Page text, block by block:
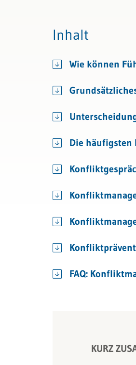
Recht
Bau & Immobilien
Inhalt
Wie können
Die
FAQ:
KURZ